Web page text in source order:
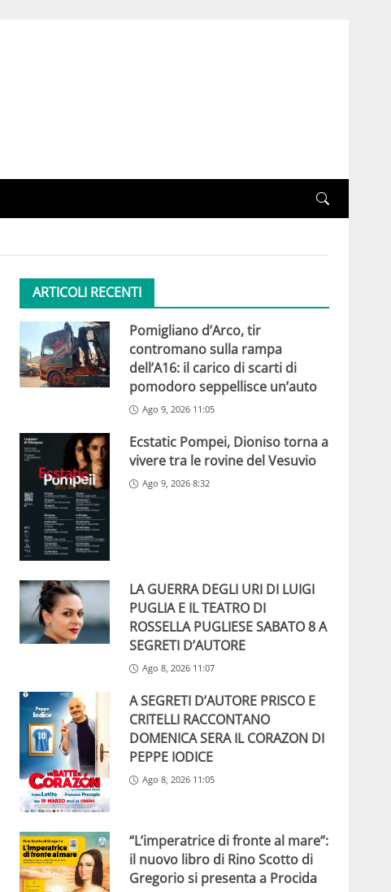
ARTICOLI RECENTI
Pomigliano d’Arco, tir
contromano sulla rampa
dell’A16: il carico di scarti di
pomodoro seppellisce un’auto
Ago 9, 2026 11:05
Ecstatic Pompei, Dioniso torna a
vivere tra le rovine del Vesuvio
Ago 9, 2026 8:32
LA GUERRA DEGLI URI DI LUIGI
PUGLIA E IL TEATRO DI
ROSSELLA PUGLIESE SABATO 8 A
SEGRETI D’AUTORE
Ago 8, 2026 11:07
A SEGRETI D’AUTORE PRISCO E
CRITELLI RACCONTANO
DOMENICA SERA IL CORAZON DI
PEPPE IODICE
Ago 8, 2026 11:05
“L’imperatrice di fronte al mare”:
il nuovo libro di Rino Scotto di
Gregorio si presenta a Procida